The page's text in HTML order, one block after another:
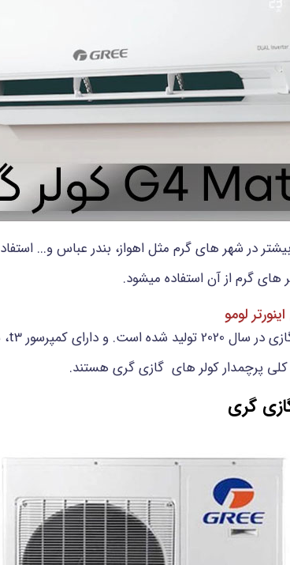
گرم از آن استفاده میشود.
لومو
کلی پرچمدار کولر های گازی گری هستند.
گری